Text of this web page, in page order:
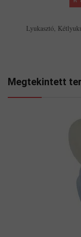
Lyukasztó,
Megtekintett